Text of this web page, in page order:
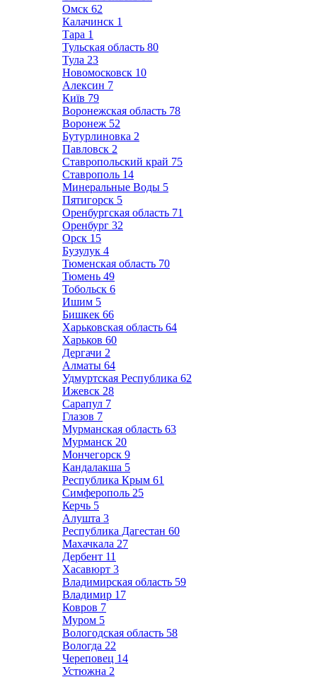
Омск 62
Калачинск 1
Тара 1
Тульская область 80
Тула 23
Новомосковск 10
Алексин 7
Київ 79
Воронежская область 78
Воронеж 52
Бутурлиновка 2
Павловск 2
Ставропольский край 75
Ставрополь 14
Минеральные Воды 5
Пятигорск 5
Оренбургская область 71
Оренбург 32
Орск 15
Бузулук 4
Тюменская область 70
Тюмень 49
Тобольск 6
Ишим 5
Бишкек 66
Харьковская область 64
Харьков 60
Дергачи 2
Алматы 64
Удмуртская Республика 62
Ижевск 28
Сарапул 7
Глазов 7
Мурманская область 63
Мурманск 20
Мончегорск 9
Кандалакша 5
Республика Крым 61
Симферополь 25
Керчь 5
Алушта 3
Республика Дагестан 60
Махачкала 27
Дербент 11
Хасавюрт 3
Владимирская область 59
Владимир 17
Ковров 7
Муром 5
Вологодская область 58
Вологда 22
Череповец 14
Устюжна 2